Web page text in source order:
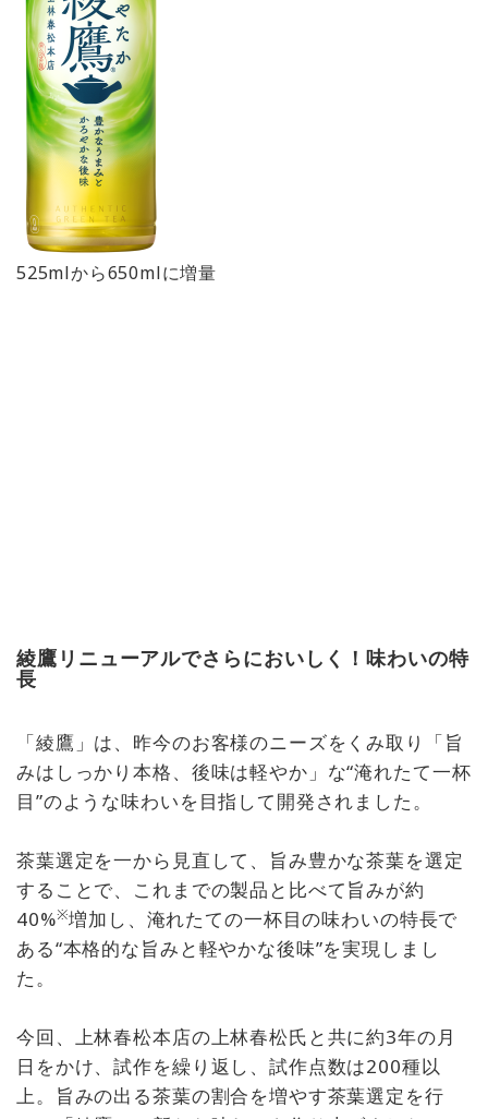
525mlから650mlに増量
綾鷹リニューアルでさらにおいしく！味わいの特
長
「綾鷹」は、昨今のお客様のニーズをくみ取り「旨
みはしっかり本格、後味は軽やか」な“淹れたて一杯
目”のような味わいを目指して開発されました。
茶葉選定を一から見直して、旨み豊かな茶葉を選定
することで、これまでの製品と比べて旨みが約
40%※増加し、淹れたての一杯目の味わいの特長で
ある“本格的な旨みと軽やかな後味”を実現しまし
た。
今回、上林春松本店の上林春松氏と共に約3年の月
日をかけ、試作を繰り返し、試作点数は200種以
上。旨みの出る茶葉の割合を増やす茶葉選定を行